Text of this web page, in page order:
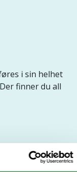
i sin helhet
finner du all